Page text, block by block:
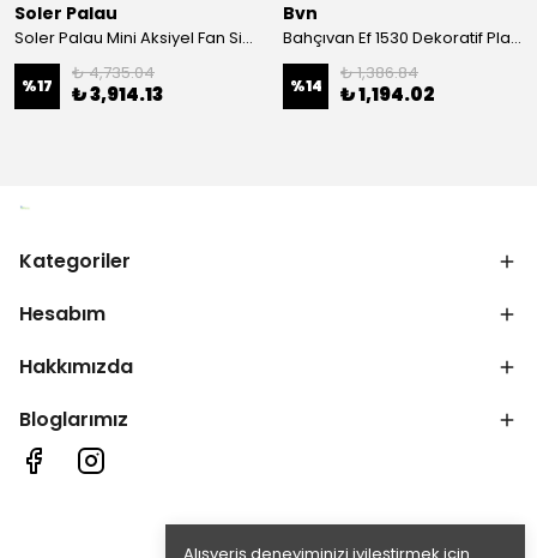
Soler Palau
Soler Palau Mini Aksiyel Fan Silent Serisi-100-Cz
%17
₺ 4,735.04
₺ 3,914.13
Bvn
Bahçıvan Ef 1530 Dekoratif Plastik Fan
%14
₺ 1,386.84
₺ 1,194.02
Kategoriler
Hesabım
Hakkımızda
Bloglarımız